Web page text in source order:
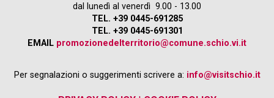
dal lunedì al venerdì 9.00 - 13.00
TEL. +39 0445-691285
TEL. +39 0445-691301
EMAIL promozionedelterritorio@comune.schio.vi.it
Per segnalazioni o suggerimenti scrivere a: info@visitschio.it